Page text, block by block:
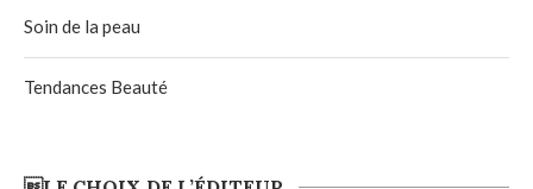
Soin de la peau
Tendances Beauté